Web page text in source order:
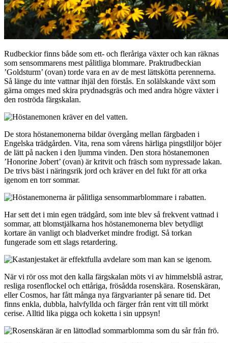
Rudbeckior finns både som ett- och fleråriga växter och kan räknas
som sensommarens mest pålitliga blommare. Praktrudbeckian
’Goldsturm’ (ovan) torde vara en av de mest lättskötta perennerna.
Så länge du inte vattnar ihjäl den förstås. En solälskande växt som
gärna omges med skira prydnadsgräs och med andra högre växter i
den roströda färgskalan.
De stora höstanemonerna bildar övergång mellan färgbaden i
Engelska trädgården. Vita, rena som vårens härliga pingstliljor böjer
de lätt på nacken i den ljumma vinden. Den stora höstanemonen
’Honorine Jobert’ (ovan) är kritvit och fräsch som nypressade lakan.
De trivs bäst i näringsrik jord och kräver en del fukt för att orka
igenom en torr sommar.
Har sett det i min egen trädgård, som inte blev så frekvent vattnad i
sommar, att blomstjälkarna hos höstanemonerna blev betydligt
kortare än vanligt och bladverket mindre frodigt. Så torkan
fungerade som ett slags retardering.
När vi rör oss mot den kalla färgskalan möts vi av himmelsblå astrar,
resliga rosenflockel och ettåriga, frösådda rosenskära. Rosenskäran,
eller Cosmos, har fått många nya färgvarianter på senare tid. Det
finns enkla, dubbla, halvfyllda och färger från rent vitt till mörkt
cerise. Alltid lika pigga och koketta i sin uppsyn!